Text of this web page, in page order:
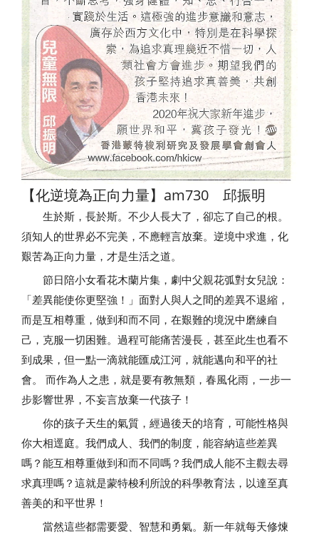
【化逆境為正向力量】am730 邱振明
生於斯，長於斯。不少人長大了，卻忘了自己的根。
須知人的世界必不完美，不應輕言放棄。逆境中求進，化
艱苦為正向力量，才是生活之道。
節日陪小女看花木蘭片集，劇中父親花弧對女兒說：
「差異能使你更堅強！」面對人與人之間的差異不退縮，
而是互相尊重，做到和而不同，在艱難的境況中磨練自
己，克服一切困難。過程可能痛苦漫長，甚至此生也看不
到成果，但一點一滴就能匯成江河，就能邁向和平的社
會。 而作為人之患，就是要有教無類，春風化雨，一步一
步影響世界，不妄言放棄一代孩子！
你的孩子天生的氣質，經過後天的培育，可能性格與
你大相逕庭。我們成人、我們的制度，能容納這些差異
嗎？能互相尊重做到和而不同嗎？我們成人能不主觀去尋
求真理嗎？這就是蒙特梭利所說的科學教育法，以達至真
善美的和平世界！
當然這些都需要愛、智慧和勇氣。新一年就每天修煉